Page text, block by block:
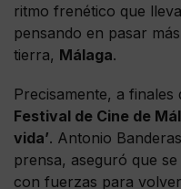
ritmo frenético que
pensando en pasar
tierra, Málaga.
Precisamente, a
Festival de Cine de
vida’. Antonio
prensa, aseguró que
con fuerzas para